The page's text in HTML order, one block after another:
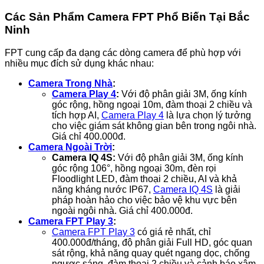
Các Sản Phẩm Camera FPT Phổ Biến Tại Bắc
Ninh
FPT cung cấp đa dạng các dòng camera để phù hợp với
nhiều mục đích sử dụng khác nhau:
Camera Trong Nhà:
Camera Play 4: Với độ phân giải 3M, ống kính
góc rộng, hồng ngoại 10m, đàm thoại 2 chiều và
tích hợp AI, Camera Play 4 là lựa chọn lý tưởng
cho việc giám sát không gian bên trong ngôi nhà.
Giá chỉ 400.000đ.
Camera Ngoài Trời:
Camera IQ 4S: Với độ phân giải 3M, ống kính
góc rộng 106°, hồng ngoại 30m, đèn rọi
Floodlight LED, đàm thoại 2 chiều, AI và khả
năng kháng nước IP67, Camera IQ 4S là giải
pháp hoàn hảo cho việc bảo vệ khu vực bên
ngoài ngôi nhà. Giá chỉ 400.000đ.
Camera FPT Play 3:
Camera FPT Play 3 có giá rẻ nhất, chỉ
400.000đ/tháng, độ phân giải Full HD, góc quan
sát rộng, khả năng quay quét ngang dọc, chống